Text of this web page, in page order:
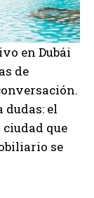
en Dubái
de
dudas: el
que
se